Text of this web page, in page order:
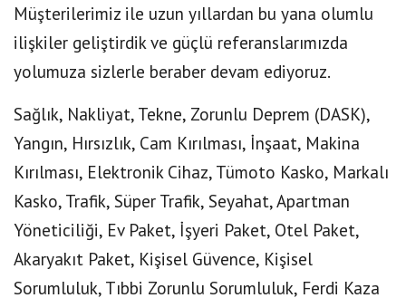
Müşterilerimiz ile uzun yıllardan bu yana olumlu
ilişkiler geliştirdik ve güçlü referanslarımızda
yolumuza sizlerle beraber devam ediyoruz.
Sağlık, Nakliyat, Tekne, Zorunlu Deprem (DASK),
Yangın, Hırsızlık, Cam Kırılması, İnşaat, Makina
Kırılması, Elektronik Cihaz, Tümoto Kasko, Markalı
Kasko, Trafik, Süper Trafik, Seyahat, Apartman
Yöneticiliği, Ev Paket, İşyeri Paket, Otel Paket,
Akaryakıt Paket, Kişisel Güvence, Kişisel
Sorumluluk, Tıbbi Zorunlu Sorumluluk, Ferdi Kaza